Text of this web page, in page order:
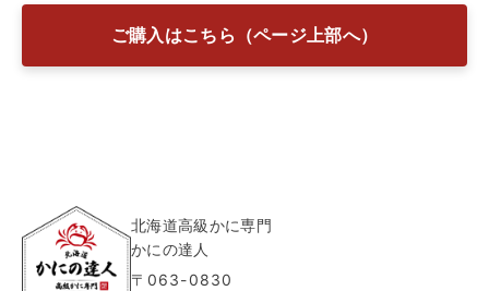
ご購入はこちら（ページ上部へ）
北海道高級かに専門
かにの達人
〒063-0830